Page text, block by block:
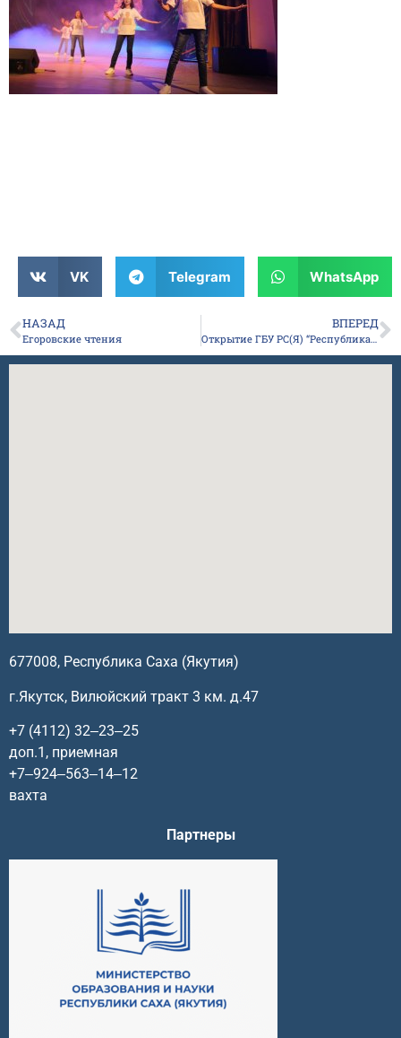
VK Telegram WhatsApp
НАЗАД
Егоровские чтения
ВПЕРЕД
Открытие ГБУ РС(Я) “Республиканский центр адаптивной физической культуры и спорта”
677008, Республика Саха (Якутия)
г.Якутск, Вилюйский тракт 3 км. д.47
+7 (4112) 32‒23‒25
доп.1, приемная
+7‒924‒563‒14‒12
вахта
Партнеры